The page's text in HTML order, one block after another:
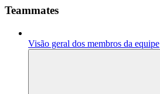
Teammates
Visão geral dos membros da equipe